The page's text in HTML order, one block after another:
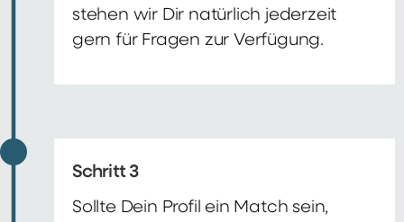
stehen wir Dir natürlich jederzeit
gern für Fragen zur Verfügung.
Schritt 3
Sollte Dein Profil ein Match sein,